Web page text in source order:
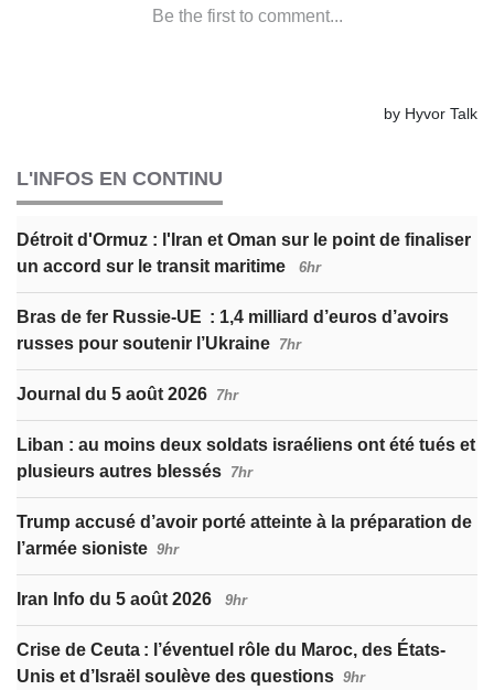
L'INFOS EN CONTINU
Détroit d'Ormuz : l'Iran et Oman sur le point de finaliser
un accord sur le transit maritime
6hr
Bras de fer Russie-UE : 1,4 milliard d’euros d’avoirs
russes pour soutenir l’Ukraine 7hr
Journal du 5 août 2026 7hr
Liban : au moins deux soldats israéliens ont été tués et
plusieurs autres blessés 7hr
Trump accusé d’avoir porté atteinte à la préparation de
l’armée sioniste 9hr
Iran Info du 5 août 2026 9hr
Crise de Ceuta : l’éventuel rôle du Maroc, des États-
Unis et d’Israël soulève des questions 9hr